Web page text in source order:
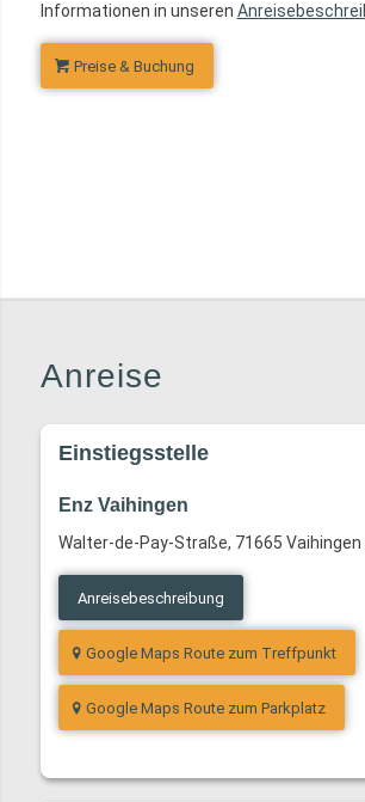
Informationen in unseren
Preise & Buchung
Anreise
Einstiegsstelle
Enz Vaihingen
Walter-de-Pay-Straße, 71665 Vaihingen
Anreisebeschreibung
Google Maps Route zum Treffpunkt
Google Maps Route zum Parkplatz